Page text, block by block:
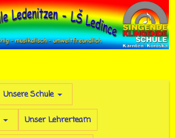
Unsere Schule
Unser Lehrerteam